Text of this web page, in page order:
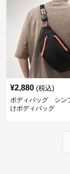
¥2,880 (税込)
ボディバッグ シン
けボディバッグ